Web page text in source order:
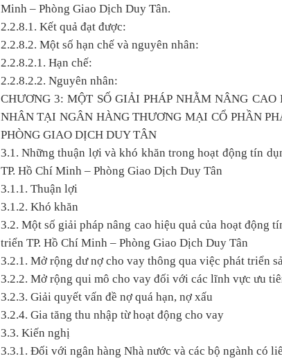
Minh – Phòng Giao Dịch Duy Tân.
2.2.8.1. Kết quả đạt được:
2.2.8.2. Một số hạn chế và nguyên nhân:
2.2.8.2.1. Hạn chế:
2.2.8.2.2. Nguyên nhân:
CHƯƠNG 3: MỘT SỐ GIẢI PHÁP NHẰM NÂNG
NHÂN TẠI NGÂN HÀNG THƯƠNG MẠI CỔ PHẦN
PHÒNG GIAO DỊCH DUY TÂN
3.1. Những thuận lợi và khó khăn trong hoạt động tín
TP. Hồ Chí Minh – Phòng Giao Dịch Duy Tân
3.1.1. Thuận lợi
3.1.2. Khó khăn
3.2. Một số giải pháp nâng cao hiệu quả của hoạt động
triển TP. Hồ Chí Minh – Phòng Giao Dịch Duy Tân
3.2.1. Mở rộng dư nợ cho vay thông qua việc phát triển
3.2.2. Mở rộng qui mô cho vay đối với các lĩnh vực ưu
3.2.3. Giải quyết vấn đề nợ quá hạn, nợ xấu
3.2.4. Gia tăng thu nhập từ hoạt động cho vay
3.3. Kiến nghị
3.3.1. Đối với ngân hàng Nhà nước và các bộ ngành có